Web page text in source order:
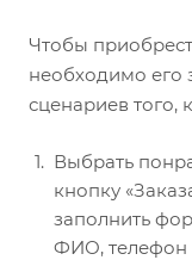
Чтобы
необходимо его
сценариев того,
Выбрать
кнопку
заполнить
ФИО, телефон